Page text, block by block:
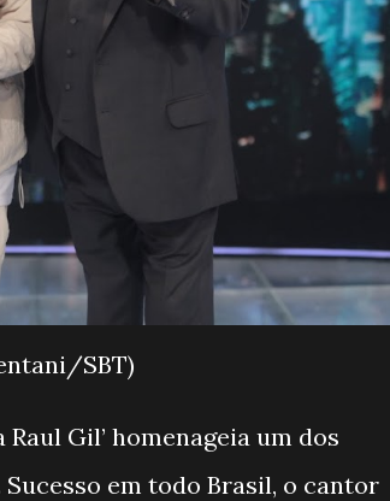
SBT)
Gil’ homenageia um dos
em todo Brasil, o cantor